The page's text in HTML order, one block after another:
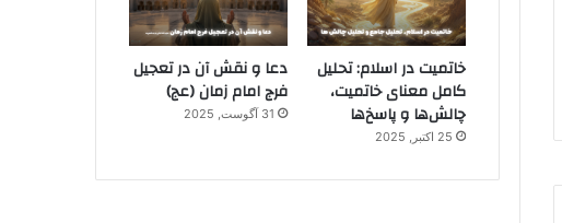
خاتمیت در اسلام: تحلیل
کامل معنای خاتمیت،
چالش‌ها و پاسخ‌ها
25 اکتبر, 2025
دعا و نقش آن در تعجیل
فرج امام زمان (عج)
31 آگوست, 2025